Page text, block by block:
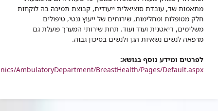
מתאמות שד, עובדת סוציאלית ייעודית, קבוצת תמיכה בה לוקחות
חלק מטופלות ומחלימות, שירותים של ייעוץ גנטי, טיפולים
משלימים, דיאטנית ועוד ועוד. תחת שירותי המערך פועלת גם
מרפאה לנשים נשאיות הגן ולנשים בסיכון גבוה.
לפרטים ומידע נוסף בנושא:
AmbulatoryDepartment/BreastHealth/Pages/Default.aspx\